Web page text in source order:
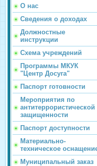
О нас
Сведения о доходах
Должностные
инструкции
Схема учреждений
Программы МКУК
"Центр Досуга"
Паспорт готовности
Мероприятия по
антитеррористической
защищенности
Паспорт доступности
Материально-
техническое
Муниципальный заказ